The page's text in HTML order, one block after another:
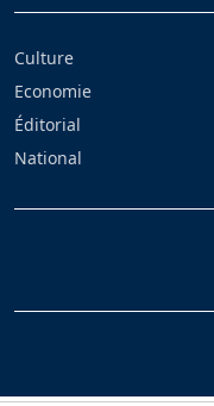
Culture
Economie
Éditorial
National